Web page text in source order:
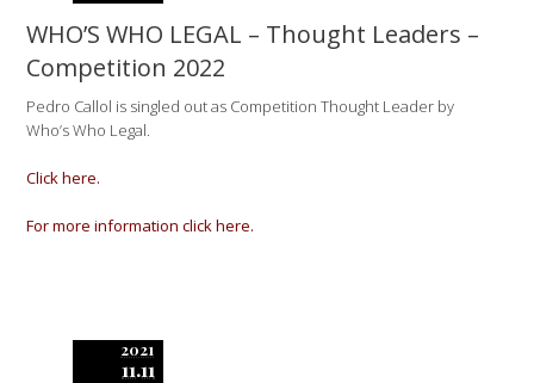
WHO’S WHO LEGAL – Thought Leaders –
Competition 2022
Pedro Callol is singled out as Competition Thought Leader by
Who’s Who Legal.
Click here.
For more information click here.
2021
11.11